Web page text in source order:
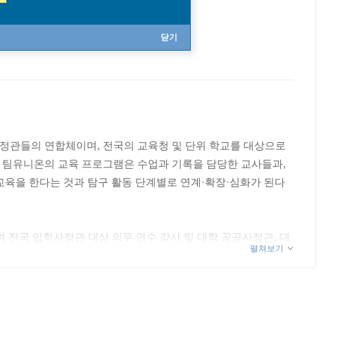
닫기
관들의 연합체이며, 전국의 교육청 및 단위 학교를 대상으로
유니온의 교육 프로그램은 수업과 기록을 담당한 교사들과,
을 한다는 것과 탐구 활동 단계별로 연계·확장·심화가 된다
전국 입학사정관 대상 의무 연수 강사 및 대학 공공사정관, 대
로그램을 개발하여 전국에 보급하는 것을 목표로 팀을 이끄
평가서』가 있다.
펼쳐보기